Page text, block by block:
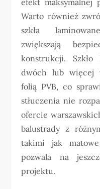
Warto również
szkła
zwiększają
konstrukcji.
dwóch lub więcej
folią PVB, co
stłuczenia nie
ofercie
balustrady z
takimi jak
pozwala na
projektu.